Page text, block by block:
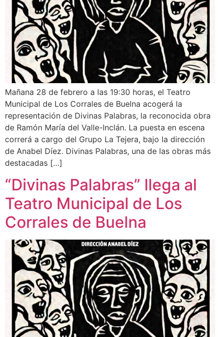
Mañana 28 de febrero a las 19:30 horas, el Teatro
Municipal de Los Corrales de Buelna acogerá la
representación de Divinas Palabras, la reconocida obra
de Ramón María del Valle-Inclán. La puesta en escena
correrá a cargo del Grupo La Tejera, bajo la dirección
de Anabel Díez. Divinas Palabras, una de las obras más
destacadas […]
“Divinas Palabras” llega al
Teatro Municipal de Los
Corrales de Buelna